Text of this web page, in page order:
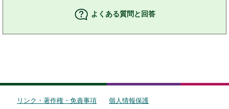
よくある質問と回答
リンク・著作権・免責事項
個人情報保護